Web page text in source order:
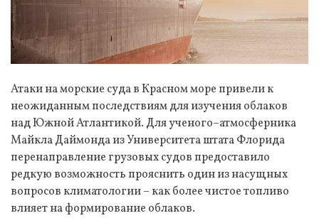
Атаки на морские суда в Красном море привели к
неожиданным последствиям для изучения облаков
над Южной Атлантикой. Для ученого–атмосферника
Майкла Даймонда из Университета штата Флорида
перенаправление грузовых судов предоставило
редкую возможность прояснить один из насущных
вопросов климатологии – как более чистое топливо
влияет на формирование облаков.